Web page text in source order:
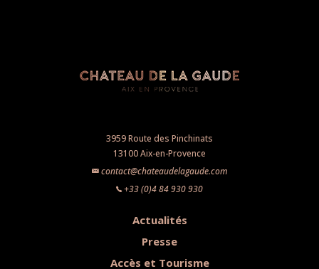
3959 Route des Pinchinats
13100 Aix-en-Provence
contact@chateaudelagaude.com
+33 (0)4 84 930 930
Actualités
Presse
Accès et Tourisme